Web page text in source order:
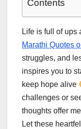
Contents
Life is full of ups
Marathi Quotes
struggles, and
inspires you to
keep hope alive
challenges or
thoughts offer
Let these